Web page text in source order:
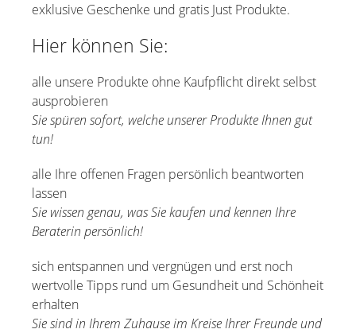
exklusive Geschenke und gratis Just Produkte.
Hier können Sie:
alle unsere Produkte ohne Kaufpflicht direkt selbst
ausprobieren
Sie spüren sofort, welche unserer Produkte Ihnen gut
tun!
alle Ihre offenen Fragen persönlich beantworten
lassen
Sie wissen genau, was Sie kaufen und kennen Ihre
Beraterin persönlich!
sich entspannen und vergnügen und erst noch
wertvolle Tipps rund um Gesundheit und Schönheit
erhalten
Sie sind in Ihrem Zuhause im Kreise Ihrer Freunde und